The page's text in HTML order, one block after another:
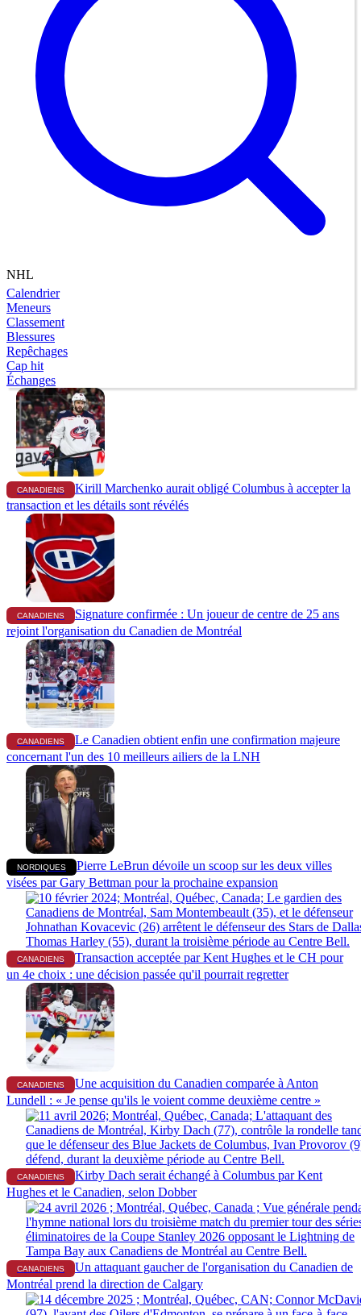
NHL
Calendrier
Meneurs
Classement
Blessures
Repêchages
Cap hit
Échanges
CANADIENS
Kirill Marchenko aurait obligé Columbus à accepter la
transaction et les détails sont révélés
CANADIENS
Signature confirmée : Un joueur de centre de 25 ans
rejoint l'organisation du Canadien de Montréal
CANADIENS
Le Canadien obtient enfin une confirmation majeure
concernant l'un des 10 meilleurs ailiers de la LNH
NORDIQUES
Pierre LeBrun dévoile un scoop sur les deux villes
visées par Gary Bettman pour la prochaine expansion
CANADIENS
Transaction acceptée par Kent Hughes et le CH pour
un 4e choix : une décision passée qu'il pourrait regretter
CANADIENS
Une acquisition du Canadien comparée à Anton
Lundell : « Je pense qu'ils le voient comme deuxième centre »
CANADIENS
Kirby Dach serait échangé à Columbus par Kent
Hughes et le Canadien, selon Dobber
CANADIENS
Un attaquant gaucher de l'organisation du Canadien de
Montréal prend la direction de Calgary